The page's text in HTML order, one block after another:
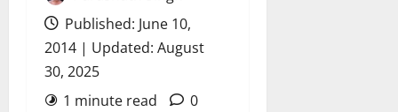
Published: June 10,
2014 | Updated: August
30, 2025
1 minute read
0